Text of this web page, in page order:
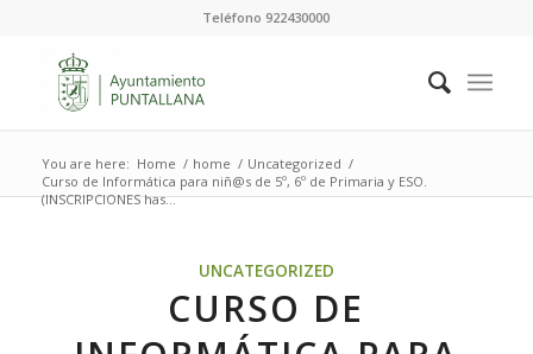
Teléfono 922430000
You are here: Home / home / Uncategorized /
Curso de Informática para niñ@s de 5º, 6º de Primaria y ESO.
(INSCRIPCIONES has...
UNCATEGORIZED
CURSO DE